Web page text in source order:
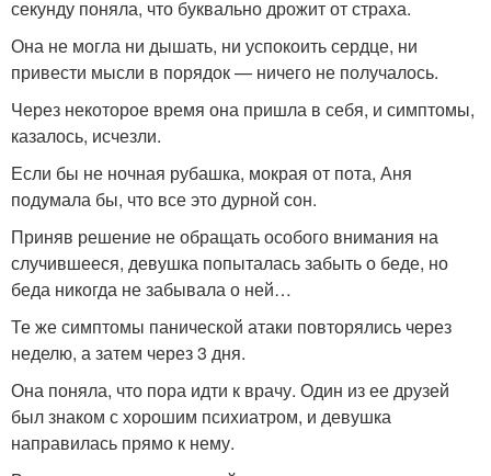
секунду поняла, что буквально дрожит от страха.
Она не могла ни дышать, ни успокоить сердце, ни
привести мысли в порядок — ничего не получалось.
Через некоторое время она пришла в себя, и симптомы,
казалось, исчезли.
Если бы не ночная рубашка, мокрая от пота, Аня
подумала бы, что все это дурной сон.
Приняв решение не обращать особого внимания на
случившееся, девушка попыталась забыть о беде, но
беда никогда не забывала о ней…
Те же симптомы панической атаки повторялись через
неделю, а затем через 3 дня.
Она поняла, что пора идти к врачу. Один из ее друзей
был знаком с хорошим психиатром, и девушка
направилась прямо к нему.